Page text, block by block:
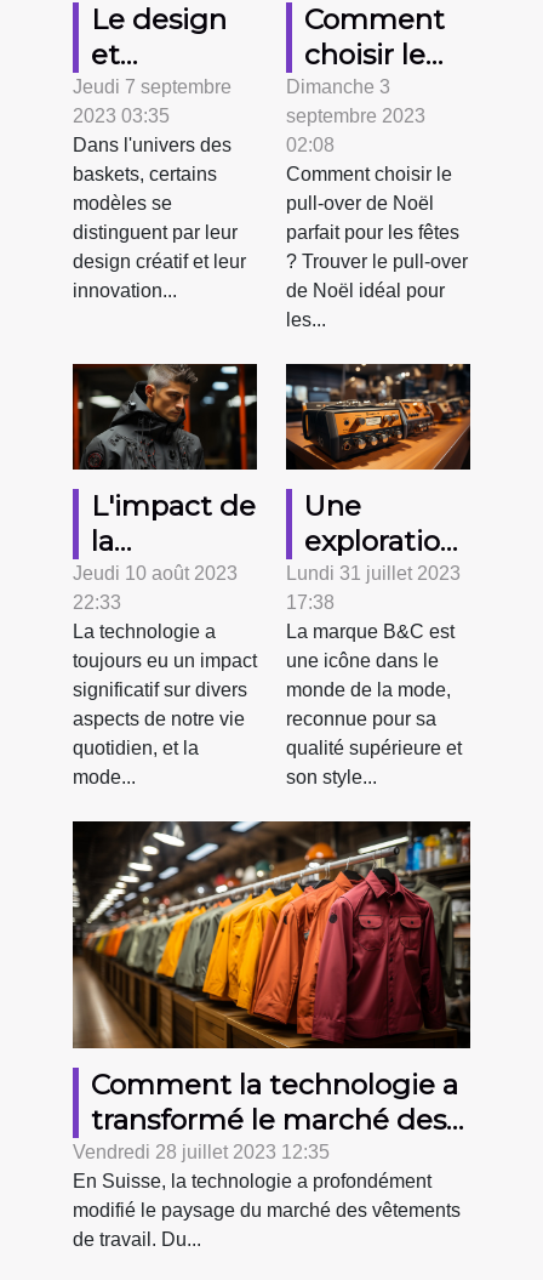
Le design
et
l'innovation
derrière Air
Jordan 4
Retro
Thunder
2023
Jeudi 7 septembre
2023 03:35
Dans l'univers des
baskets, certains
modèles se
distinguent par leur
design créatif et leur
innovation...
Comment
choisir le
pull-over de
Noël parfait
pour les
fêtes ?
Dimanche 3
septembre 2023
02:08
Comment choisir le
pull-over de Noël
parfait pour les fêtes
? Trouver le pull-over
de Noël idéal pour
les...
L'impact de
la
technologie
sur la mode
masculine
Jeudi 10 août 2023
22:33
La technologie a
toujours eu un impact
significatif sur divers
aspects de notre vie
quotidien, et la
mode...
Une
exploration
en
profondeur
de la
marque
B&C
Lundi 31 juillet 2023
17:38
La marque B&C est
une icône dans le
monde de la mode,
reconnue pour sa
qualité supérieure et
son style...
Comment la technologie a
transformé le marché des
vêtements de travail en
Suisse
Vendredi 28 juillet 2023 12:35
En Suisse, la technologie a profondément
modifié le paysage du marché des vêtements
de travail. Du...